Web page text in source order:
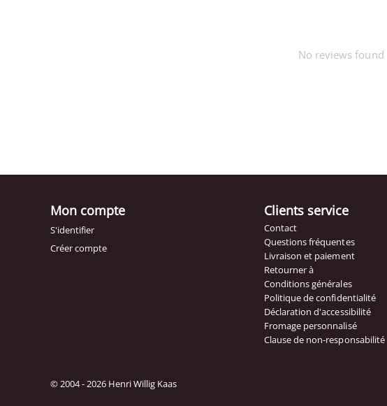
No reviews found
Mon compte
S'identifier
Créer compte
Clients service
Contact
Questions fréquentes
Livraison et paiement
Retourner à
Conditions générales
Politique de confidentialité
Déclaration d'accessibilité
Fromage personnalisé
Clause de non-responsabilité
© 2004 - 2026 Henri Willig Kaas